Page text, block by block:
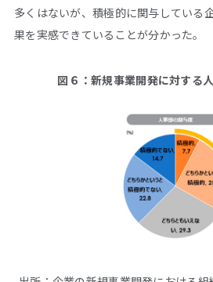
多くはないが、積極的に関与している
果を実感できていることが分かった。
図６：新規事業開発に対する